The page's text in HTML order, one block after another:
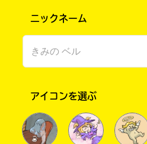
ニックネーム
アイコンを選ぶ